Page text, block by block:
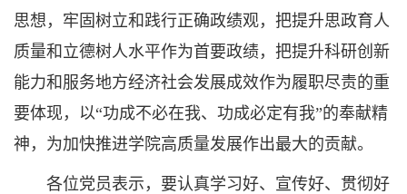
思想，牢固树立和践行正确政绩观，把提升思政育人
质量和立德树人水平作为首要政绩，把提升科研创新
能力和服务地方经济社会发展成效作为履职尽责的重
要体现，以“功成不必在我、功成必定有我”的奉献精
神，为加快推进学院高质量发展作出最大的贡献。
各位党员表示，要认真学习好、宣传好、贯彻好